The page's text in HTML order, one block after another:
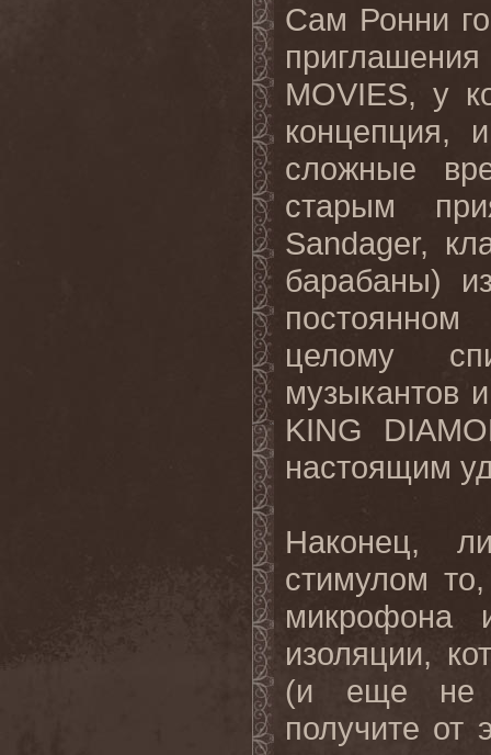
Сам Ронни
MOVIES, у
концепция,
сложные
старым
Sandager,
барабаны)
целому
музыкантов
KING
настоящим
Наконец,
стимулом
микрофона
изоляции,
(и еще не
получите от